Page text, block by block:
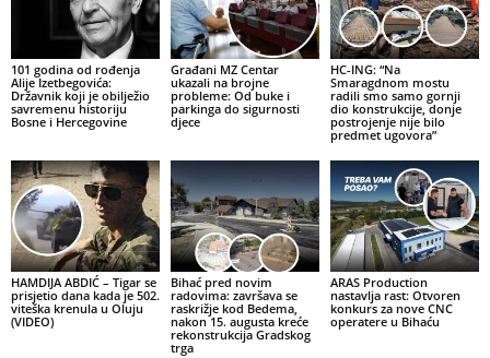
101 godina od rođenja
Alije Izetbegovića:
Državnik koji je obilježio
savremenu historiju
Bosne i Hercegovine
Građani MZ Centar
ukazali na brojne
probleme: Od buke i
parkinga do sigurnosti
djece
HC-ING: “Na
Smaragdnom mostu
radili smo samo gornji
dio konstrukcije, donje
postrojenje nije bilo
predmet ugovora”
HAMDIJA ABDIĆ – Tigar se
prisjetio dana kada je 502.
viteška krenula u Oluju
(VIDEO)
Bihać pred novim
radovima: završava se
raskrižje kod Bedema,
nakon 15. augusta kreće
rekonstrukcija Gradskog
trga
ARAS Production
nastavlja rast: Otvoren
konkurs za nove CNC
operatere u Bihaću